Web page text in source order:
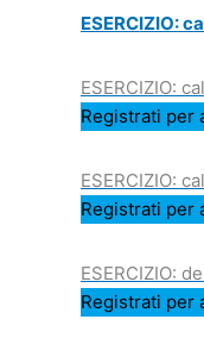
ESERCIZIO:
ESERCIZIO:
Registrati per
ESERCIZIO:
Registrati per
ESERCIZIO:
Registrati per